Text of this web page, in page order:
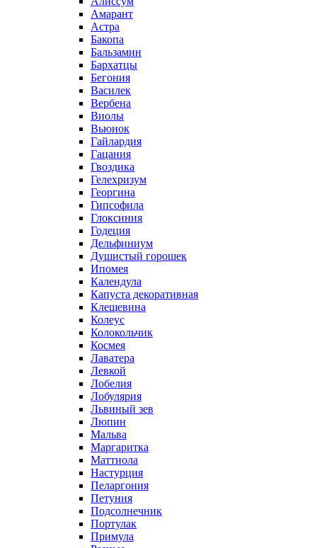
Амарант
Астра
Бакопа
Бальзамин
Бархатцы
Бегония
Василек
Вербена
Виолы
Вьюнок
Гайлардия
Гацания
Гвоздика
Гелехризум
Георгина
Гипсофила
Глоксиния
Годеция
Дельфиниум
Душистый горошек
Ипомея
Календула
Капуста декоративная
Клещевина
Колеус
Колокольчик
Космея
Лаватера
Левкой
Лобелия
Лобулярия
Львиный зев
Люпин
Мальва
Маргаритка
Маттиола
Настурция
Пеларгония
Петуния
Подсолнечник
Портулак
Примула